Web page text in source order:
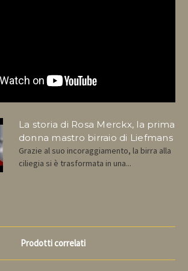
La storia di Rosa Merckx, la prima
donna mastro birraio di Liefmans
Grazie al suo incoraggiamento, la birra alla
ciliegia si è trasformata in una...
Prodotti correlati